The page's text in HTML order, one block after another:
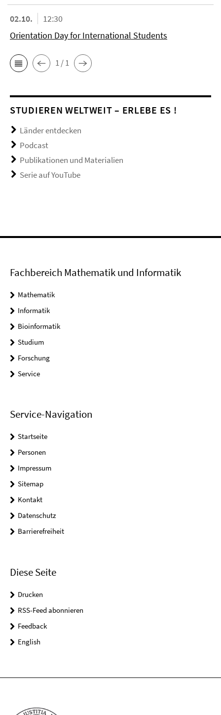
02.10.
12:30
Orientation Day for International Students
1 / 1
STUDIEREN WELTWEIT – ERLEBE ES !
Länder entdecken
Podcast
Publikationen und Materialien
Serie auf YouTube
Fachbereich Mathematik und Informatik
Mathematik
Informatik
Bioinformatik
Studium
Forschung
Service
Service-Navigation
Startseite
Personen
Impressum
Sitemap
Kontakt
Datenschutz
Barrierefreiheit
Diese Seite
Drucken
RSS-Feed abonnieren
Feedback
English